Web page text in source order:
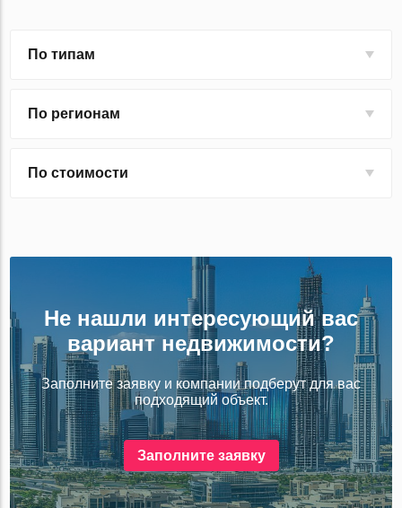
По типам
По регионам
По стоимости
Не нашли интересующий вас
вариант недвижимости?
Заполните заявку и компании подберут для вас
подходящий объект.
Заполните заявку